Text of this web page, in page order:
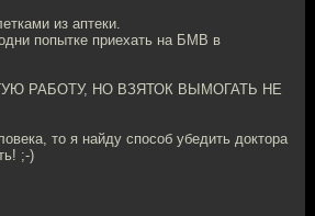
из аптеки.
попытке приехать на БМВ в
РАБОТУ, НО ВЗЯТОК ВЫМОГАТЬ НЕ
то я найду способ убедить доктора
;-)